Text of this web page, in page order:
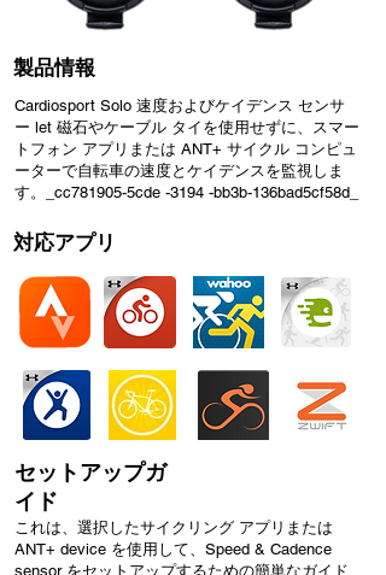
製品情報
Cardiosport Solo 速度およびケイデンス センサ
ー let 磁石やケーブル タイを使用せずに、スマー
トフォン アプリまたは ANT+ サイクル コンピュ
ーターで自転車の速度とケイデンスを監視しま
す。_cc781905-5cde -3194 -bb3b-136bad5cf58d_
対応アプリ
セットアップガ
イド
これは、選択したサイクリング アプリまたは
ANT+ device を使用して、Speed & Cadence
sensor をセットアップするための簡単なガイド